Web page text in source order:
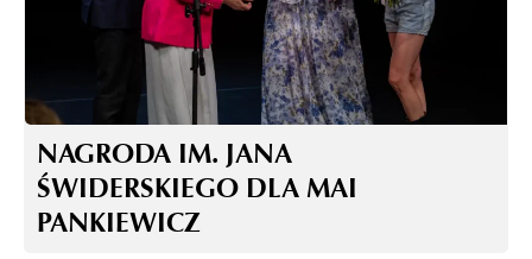
NAGRODA IM. JANA
ŚWIDERSKIEGO DLA MAI
PANKIEWICZ